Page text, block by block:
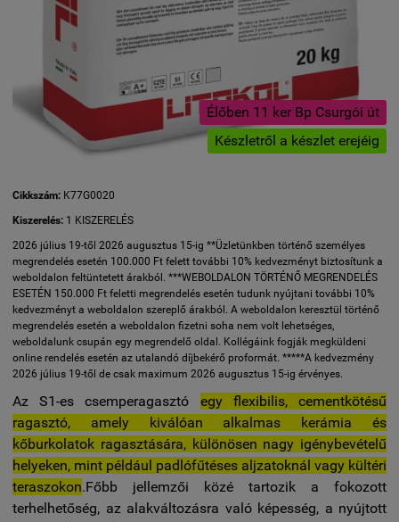
Élőben 11 ker Bp Csurgói út
Készletről a készlet erejéig
Cikkszám: K77G0020
Kiszerelés: 1 KISZERELÉS
2026 július 19-től 2026 augusztus 15-ig **Üzletünkben történő személyes
megrendelés esetén 100.000 Ft felett további 10% kedvezményt biztosítunk a
weboldalon feltüntetett árakból. ***WEBOLDALON TÖRTÉNŐ MEGRENDELÉS
ESETÉN 150.000 Ft feletti megrendelés esetén tudunk nyújtani további 10%
kedvezményt a weboldalon szereplő árakból. A weboldalon keresztül történő
megrendelés esetén a weboldalon fizetni soha nem volt lehetséges,
weboldalunk csupán egy megrendelő oldal. Kollégáink fogják megküldeni
online rendelés esetén az utalandó díjbekérő proformát. *****A kedvezmény
2026 július 19-től de csak maximum 2026 augusztus 15-ig érvényes.
Az S1-es csemperagasztó egy flexibilis, cementkötésű
ragasztó, amely kiválóan alkalmas kerámia és
kőburkolatok ragasztására, különösen nagy igénybevételű
helyeken, mint például padlófűtéses aljzatoknál vagy kültéri
teraszokon.Főbb jellemzői közé tartozik a fokozott
terhelhetőség, az alakváltozásra való képesség, a nyújtott